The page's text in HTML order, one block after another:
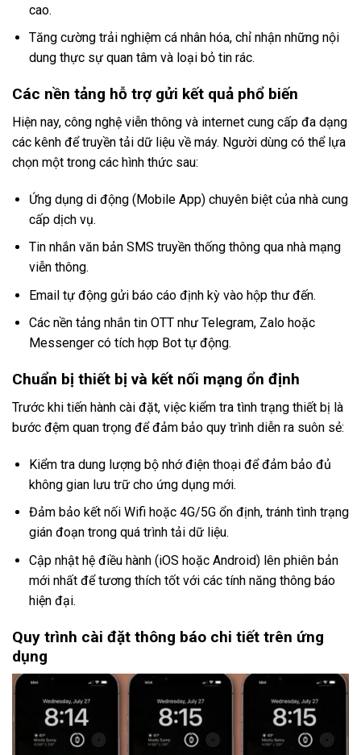
cao.
Tăng cường trải nghiệm cá nhân hóa, chỉ nhận những nội
dung thực sự quan tâm và loại bỏ tin rác.
Các nền tảng hỗ trợ gửi kết quả phổ biến
Hiện nay, công nghệ viễn thông và internet cung cấp đa dạng
các kênh để truyền tải dữ liệu về máy. Người dùng có thể lựa
chọn một trong các hình thức sau:
Ứng dụng di động (Mobile App) chuyên biệt của nhà cung
cấp dịch vụ.
Tin nhắn văn bản SMS truyền thống thông qua nhà mạng
viễn thông.
Email tự động gửi báo cáo định kỳ vào hộp thư đến.
Các nền tảng nhắn tin OTT như Telegram, Zalo hoặc
Messenger có tích hợp Bot tự động.
Chuẩn bị thiết bị và kết nối mạng ổn định
Trước khi tiến hành cài đặt, việc kiểm tra tình trạng thiết bị là
bước đệm quan trọng để đảm bảo quy trình diễn ra suôn sẻ:
Kiểm tra dung lượng bộ nhớ điện thoại để đảm bảo đủ
không gian lưu trữ cho ứng dụng mới.
Đảm bảo kết nối Wifi hoặc 4G/5G ổn định, tránh tình trạng
gián đoạn trong quá trình tải dữ liệu.
Cập nhật hệ điều hành (iOS hoặc Android) lên phiên bản
mới nhất để tương thích tốt với các tính năng thông báo
hiện đại.
Quy trình cài đặt thông báo chi tiết trên ứng
dụng